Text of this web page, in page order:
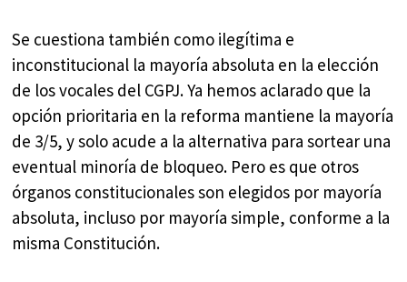
Se cuestiona también como ilegítima e
inconstitucional la mayoría absoluta en la elección
de los vocales del CGPJ. Ya hemos aclarado que la
opción prioritaria en la reforma mantiene la mayoría
de 3/5, y solo acude a la alternativa para sortear una
eventual minoría de bloqueo. Pero es que otros
órganos constitucionales son elegidos por mayoría
absoluta, incluso por mayoría simple, conforme a la
misma Constitución.